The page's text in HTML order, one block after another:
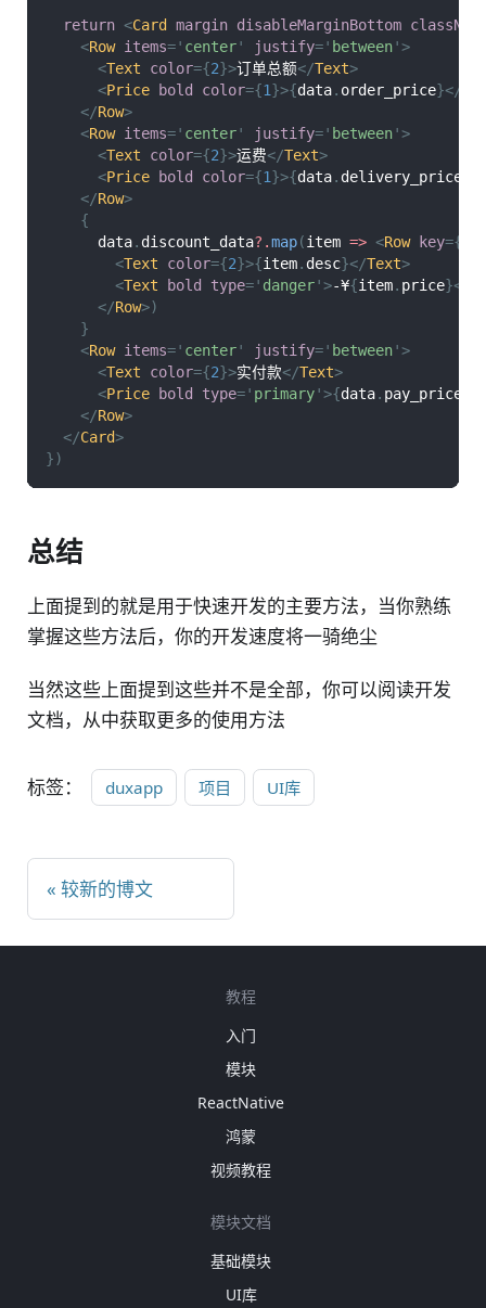
return <Card margin disableMarginBottom
<Row items=' center' justify=' between'>
<Text color={2}>订单总额</Text>
<Price bold color={1}>{data. order_price}</
</Row>
<Row items=' center' justify=' between'>
<Text color={2}>运费</Text>
<Price bold color={1}>{data. delivery_price
</Row>
{
      data
. discount_data?.map(item => <Row key={
<Text color={2}>{item. desc}</Text>
<Text bold type=' danger'>-¥{item. price}</
</Row>)
}
<Row items=' center' justify=' between'>
<Text color={2}>实付款</Text>
<Price bold type=' primary'>{data. pay_price
</Row>
</Card>
})
总结
上面提到的就是用于快速开发的主要方法，当你熟练
掌握这些方法后，你的开发速度将一骑绝尘
当然这些上面提到这些并不是全部，你可以阅读开发
文档，从中获取更多的使用方法
标签： duxapp 项目 UI库
较新的博文
教程
入门
模块
ReactNative
鸿蒙
视频教程
模块文档
基础模块
UI库